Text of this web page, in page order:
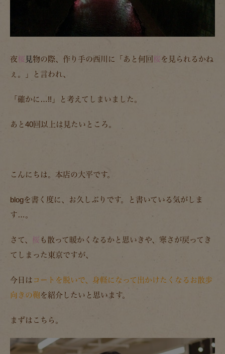
夜 桜 見物の際、作り手の西川に「あと何回 桜を見られるかね
ぇ。」と言われ、
「確かに…!!」と考えてしまいました。
あと40回以上は見たいところ。
こんにちは。本店の大平です。
blogを書く度に、お久しぶりです。と書いている気がしま
す…。
さて、 桜 も散って暖かくなるかと思いきや、寒さが戻ってき
てしまった東京ですが、
今日は コートを脱いで、身軽になって出かけたくなるお散歩
向きの鞄を紹介したいと思います。
まずはこちら。